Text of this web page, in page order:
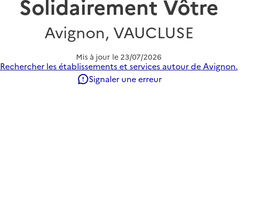
Solidairement Vôtre
Avignon, VAUCLUSE
Mis à jour le 23/07/2026
Rechercher les établissements et services autour de Avignon.
Signaler une erreur